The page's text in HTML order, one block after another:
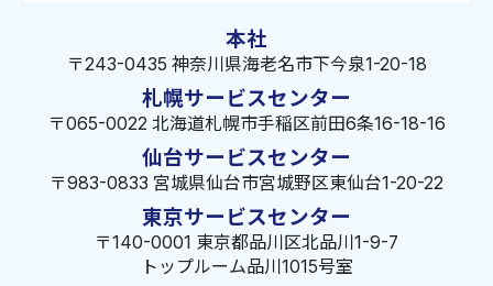
本社
〒243-0435 神奈川県海老名市下今泉1-20-18
札幌サービスセンター
〒065-0022 北海道札幌市手稲区前田6条16-18-16
仙台サービスセンター
〒983-0833 宮城県仙台市宮城野区東仙台1-20-22
東京サービスセンター
〒140-0001 東京都品川区北品川1-9-7
トップルーム品川1015号室